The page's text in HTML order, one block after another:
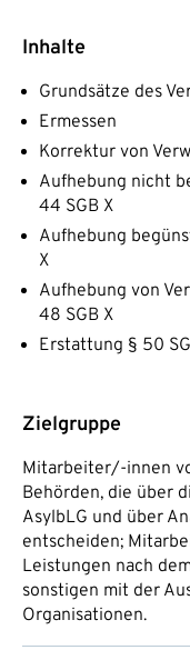
Inhalte
Grundsätze des
Ermessen
Korrektur von
Aufhebung nicht
44 SGB X
Aufhebung
X
Aufhebung von
48 SGB X
Erstattung § 50
Zielgruppe
Mitarbeiter/-innen
Behörden, die über
AsylbLG und über
entscheiden;
Leistungen nach
sonstigen mit der
Organisationen.